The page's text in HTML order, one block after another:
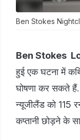
Ben Stokes
Ben Stokes
हुई एक घटना में
घोषणा कर सकते हैं.
न्यूजीलैंड को 115
कप्तानी छोड़ने के